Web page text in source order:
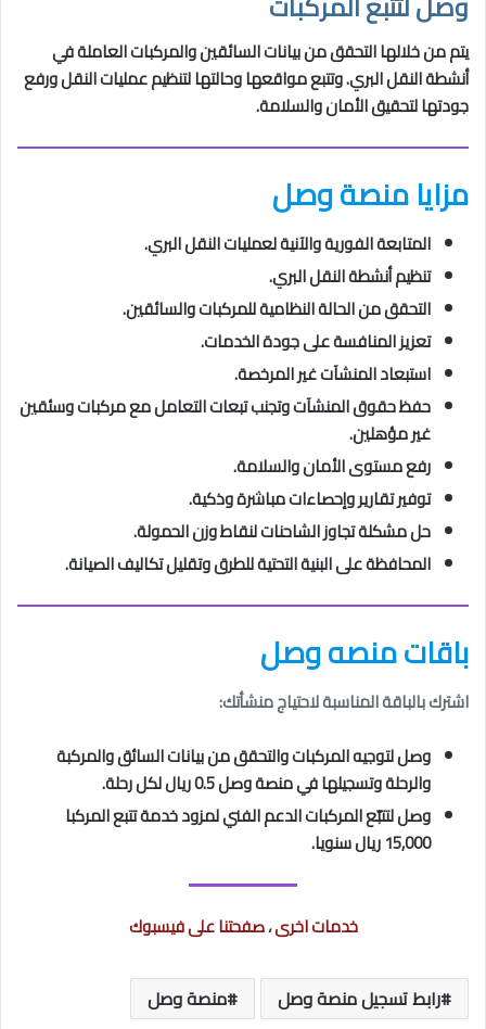
يتم من خلالها التحقق من بيانات السائقين والمركبات العاملة في
أنشطة النقل البري. وتتبع مواقعها وحالتها لتنظيم عمليات النقل ورفع
جودتها لتحقيق الأمان والسلامة.
مزايا منصة وصل
المتابعة الفورية والآنية لعمليات النقل البري.
تنظيم أنشطة النقل البري.
التحقق من الحالة النظامية للمركبات والسائقين.
تعزيز المنافسة على جودة الخدمات.
استبعاد المنشآت غير المرخصة.
حفظ حقوق المنشآت وتجنب تبعات التعامل مع مركبات وسئقين
غير مؤهلين.
رفع مستوى الأمان والسلامة.
توفير تقارير وإحصاءات مباشرة وذكية.
حل مشكلة تجاوز الشاحنات لنقاط وزن الحمولة.
المحافظة على البنية التحتية للطرق وتقليل تكاليف الصيانة.
باقات منصه وصل
اشترك بالباقة المناسبة لاحتياج منشأتك:
وصل لتوجيه المركبات والتحقق من بيانات السائق والمركبة
والرحلة وتسجيلها في منصة وصل 0.5 ريال لكل رحلة.
وصل لتتبّع المركبات الدعم الفني لمزود خدمة تتبع المركبا
15,000 ريال سنويا.
خدمات اخرى،صفحتنا على فيسبوك
رابط تسجيل منصة وصل منصة وصل